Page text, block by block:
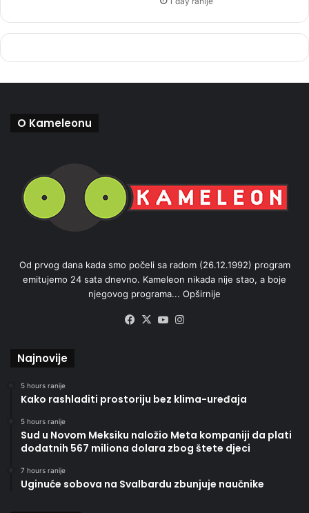
O Kameleonu
Od prvog dana kada smo počeli sa radom (26.12.1992) program
emitujemo 24 sata dnevno. Kameleon nikada nije stao, a boje
njegovog programa... Opširnije
Facebook
X YouTube
Najnovije
5 hours ranije
Kako rashladiti prostoriju bez klima-uređaja
5 hours ranije
Sud u Novom Meksiku naložio Meta kompaniji da plati
dodatnih 567 miliona dolara zbog štete djeci
7 hours ranije
Uginuće sobova na Svalbardu zbunjuje naučnike